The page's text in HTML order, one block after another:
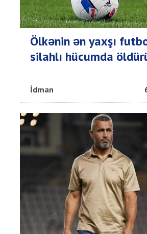
Ölkənin ən yaxşı
silahlı hücumda
İdman